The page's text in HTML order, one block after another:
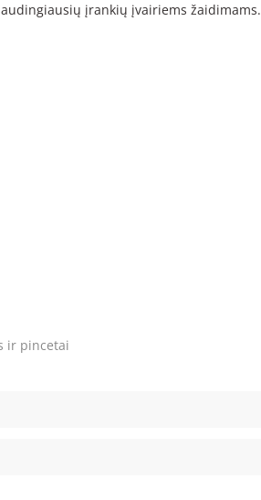
įrankių įvairiems žaidimams.
ir pincetai